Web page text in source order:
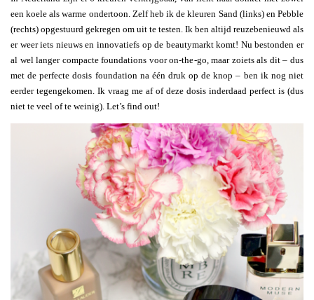
een koele als warme ondertoon. Zelf heb ik de kleuren Sand (links) en Pebble
(rechts) opgestuurd gekregen om uit te testen. Ik ben altijd reuzebenieuwd als
er weer iets nieuws en innovatiefs op de beautymarkt komt! Nu bestonden er
al wel langer compacte foundations voor on-the-go, maar zoiets als dit – dus
met de perfecte dosis foundation na één druk op de knop – ben ik nog niet
eerder tegengekomen. Ik vraag me af of deze dosis inderdaad perfect is (dus
niet te veel of te weinig). Let’s find out!